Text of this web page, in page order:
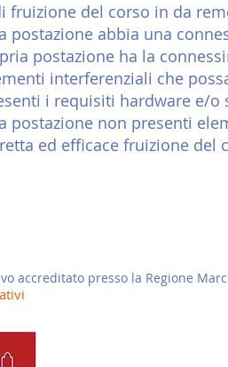
fruizione del corso in da
postazione abbia una
postazione ha la
interferenziali che
i requisiti hardware e/
postazione non presenti
ed efficace fruizione del
accreditato presso la Regione